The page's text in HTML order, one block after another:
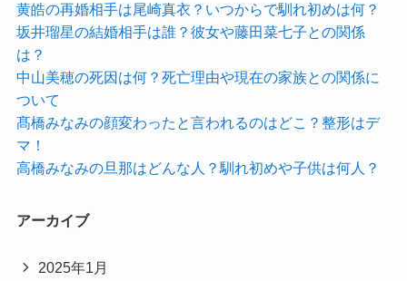
黄皓の再婚相手は尾崎真衣？いつからで馴れ初めは何？
坂井瑠星の結婚相手は誰？彼女や藤田菜七子との関係
は？
中山美穂の死因は何？死亡理由や現在の家族との関係に
ついて
髙橋みなみの顔変わったと言われるのはどこ？整形はデ
マ！
高橋みなみの旦那はどんな人？馴れ初めや子供は何人？
アーカイブ
2025年1月